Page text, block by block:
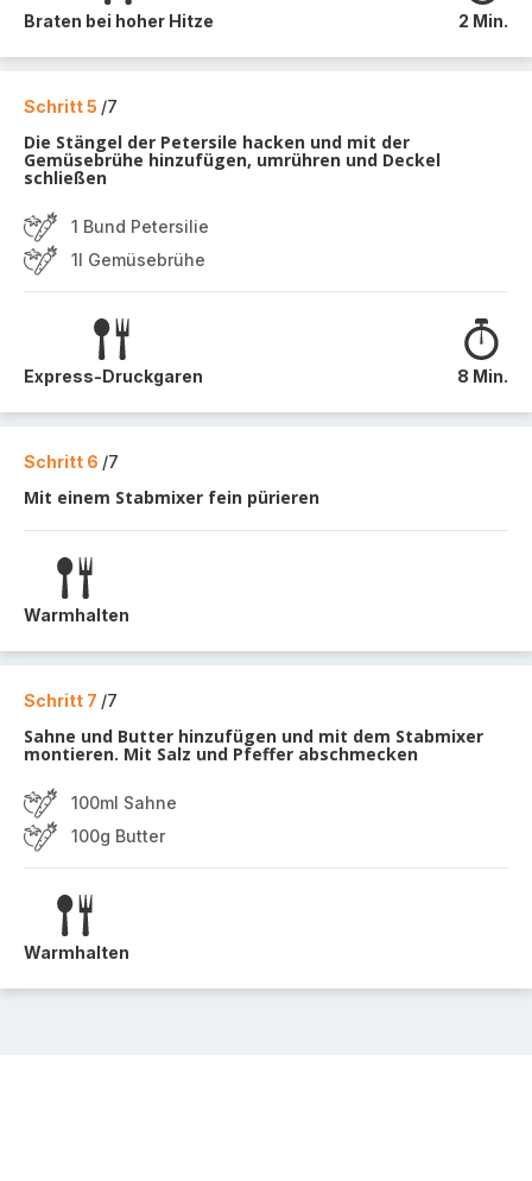
Braten bei hoher Hitze 2 Min.
Schritt 5 /7
Die Stängel der Petersile hacken und mit der
Gemüsebrühe hinzufügen, umrühren und Deckel
schließen
1 Bund Petersilie
1l Gemüsebrühe
Express-Druckgaren 8 Min.
Schritt 6 /7
Mit einem Stabmixer fein pürieren
Warmhalten
Schritt 7 /7
Sahne und Butter hinzufügen und mit dem Stabmixer
montieren. Mit Salz und Pfeffer abschmecken
100ml Sahne
100g Butter
Warmhalten